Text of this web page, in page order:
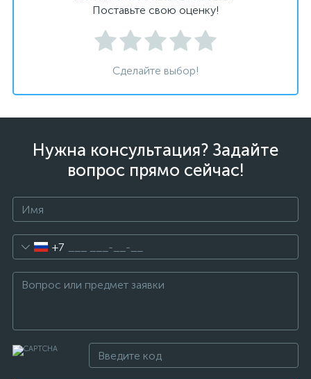
Поставьте свою оценку!
Сделайте выбор!
Нужна консультация? Задайте
вопрос прямо сейчас!
+7